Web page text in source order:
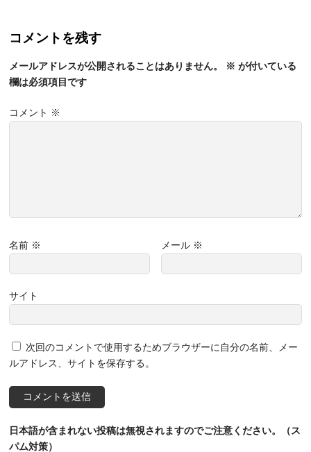
コメントを残す
メールアドレスが公開されることはありません。 ※ が付いている
欄は必須項目です
コメント ※
名前 ※ メール ※
サイト
次回のコメントで使用するためブラウザーに自分の名前、メー
ルアドレス、サイトを保存する。
日本語が含まれない投稿は無視されますのでご注意ください。（ス
パム対策）